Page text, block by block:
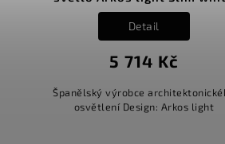
5 714 Kč
Detail
Španělský výrobce
osvětlení Design: Arkos light